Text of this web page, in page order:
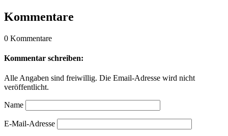
Kommentare
0 Kommentare
Kommentar schreiben:
Alle Angaben sind freiwillig. Die Email-Adresse wird nicht
veröffentlicht.
Name
E-Mail-Adresse